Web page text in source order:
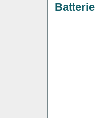
Batterie